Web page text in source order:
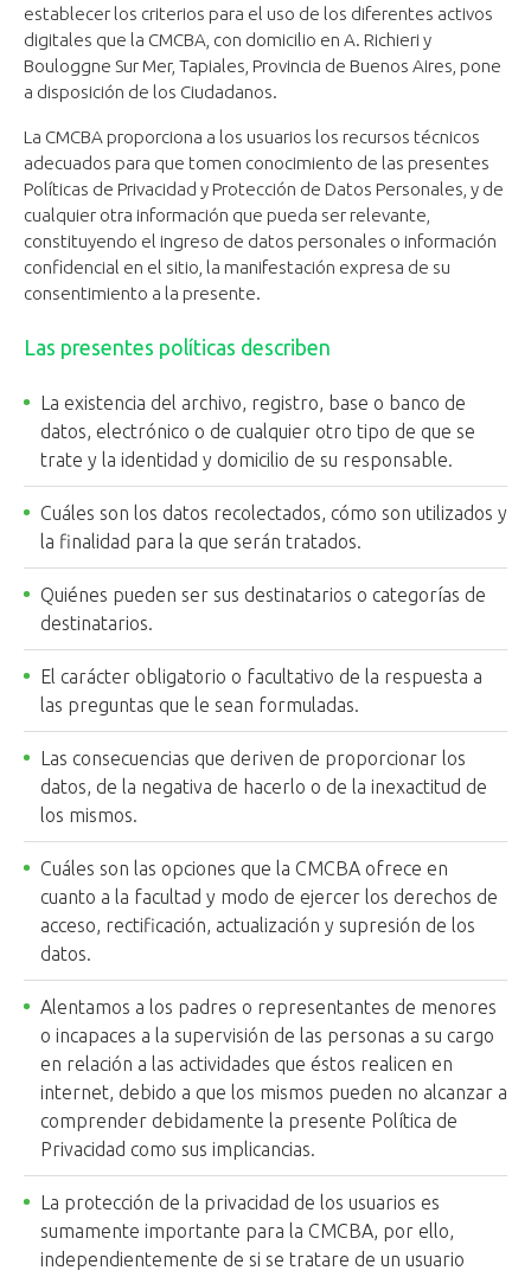
establecer los criterios para el uso de los diferentes activos
digitales que la CMCBA, con domicilio en A. Richieri y
Bouloggne Sur Mer, Tapiales, Provincia de Buenos Aires, pone
a disposición de los Ciudadanos.
La CMCBA proporciona a los usuarios los recursos técnicos
adecuados para que tomen conocimiento de las presentes
Políticas de Privacidad y Protección de Datos Personales, y de
cualquier otra información que pueda ser relevante,
constituyendo el ingreso de datos personales o información
confidencial en el sitio, la manifestación expresa de su
consentimiento a la presente.
Las presentes políticas describen
La existencia del archivo, registro, base o banco de
datos, electrónico o de cualquier otro tipo de que se
trate y la identidad y domicilio de su responsable.
Cuáles son los datos recolectados, cómo son utilizados y
la finalidad para la que serán tratados.
Quiénes pueden ser sus destinatarios o categorías de
destinatarios.
El carácter obligatorio o facultativo de la respuesta a
las preguntas que le sean formuladas.
Las consecuencias que deriven de proporcionar los
datos, de la negativa de hacerlo o de la inexactitud de
los mismos.
Cuáles son las opciones que la CMCBA ofrece en
cuanto a la facultad y modo de ejercer los derechos de
acceso, rectificación, actualización y supresión de los
datos.
Alentamos a los padres o representantes de menores
o incapaces a la supervisión de las personas a su cargo
en relación a las actividades que éstos realicen en
internet, debido a que los mismos pueden no alcanzar a
comprender debidamente la presente Política de
Privacidad como sus implicancias.
La protección de la privacidad de los usuarios es
sumamente importante para la CMCBA, por ello,
independientemente de si se tratare de un usuario